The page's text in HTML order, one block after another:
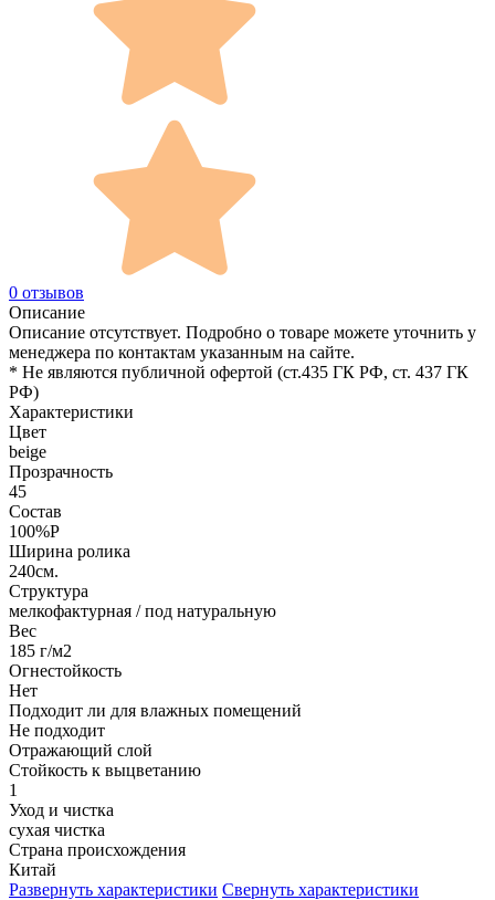
0 отзывов
Описание
Описание отсутствует. Подробно о товаре можете уточнить у
менеджера по контактам указанным на сайте.
* Не являются публичной офертой (ст.435 ГК РФ, cт. 437 ГК
РФ)
Характеристики
Цвет
beige
Прозрачность
45
Состав
100%P
Ширина ролика
240см.
Структура
мелкофактурная / под натуральную
Вес
185 г/м2
Огнестойкость
Нет
Подходит ли для влажных помещений
Не подходит
Отражающий слой
Стойкость к выцветанию
1
Уход и чистка
сухая чистка
Страна происхождения
Китай
Развернуть характеристики Свернуть характеристики